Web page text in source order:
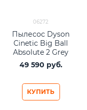
06272
Пылесос Dyson
Cinetic Big Ball
Absolute 2 Grey
49 590 руб.
КУПИТЬ